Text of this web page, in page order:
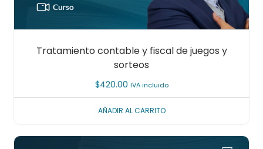
Tratamiento contable y fiscal de juegos y
sorteos
$420.00 IVA incluido
AÑADIR AL CARRITO